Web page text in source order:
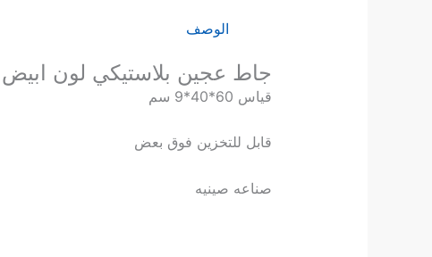
الوصف
جاط عجين بلاستيكي لون ابيض
قياس 60*40*9 سم
قابل للتخزين فوق بعض
صناعه صينيه